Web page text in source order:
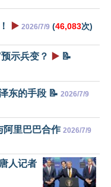
▶️ 2026/7/9 (46,083次)
示兵变？ ▶️ 📝
东的手段 📝 2026/7/9
阿里巴巴合作 2026/7/9
人记者